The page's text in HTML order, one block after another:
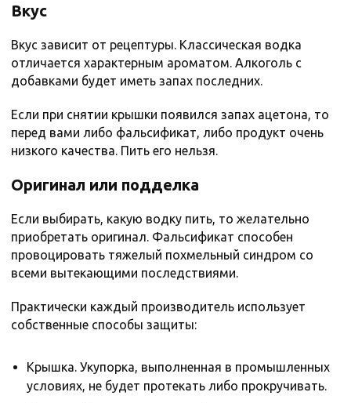
Вкус
Вкус зависит от рецептуры. Классическая водка
отличается характерным ароматом. Алкоголь с
добавками будет иметь запах последних.
Если при снятии крышки появился запах ацетона, то
перед вами либо фальсификат, либо продукт очень
низкого качества. Пить его нельзя.
Оригинал или подделка
Если выбирать, какую водку пить, то желательно
приобретать оригинал. Фальсификат способен
провоцировать тяжелый похмельный синдром со
всеми вытекающими последствиями.
Практически каждый производитель использует
собственные способы защиты:
Крышка. Укупорка, выполненная в промышленных
условиях, не будет протекать либо прокручивать.